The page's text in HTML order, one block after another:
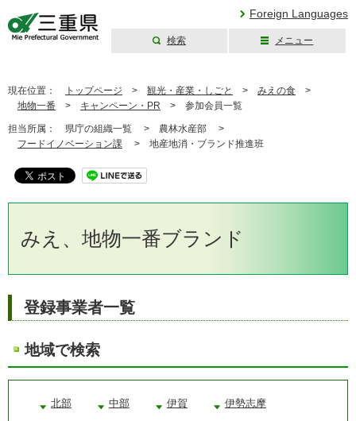
Foreign Languages
検索 メニュー
現在位置： トップページ > 観光・産業・しごと > みえの食 >
地物一番 > キャンペーン・PR > 参加会員一覧
担当所属： 県庁の組織一覧 > 農林水産部 >
フードイノベーション課 > 地産地消・ブランド推進班
みえ、地物一番ブランド
登録事業者一覧
地域で検索
北部 中部 伊賀 伊勢志摩